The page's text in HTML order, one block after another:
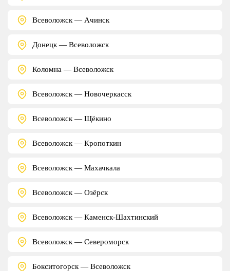
Всеволожск — Ачинск
Донецк — Всеволожск
Коломна — Всеволожск
Всеволожск — Новочеркасск
Всеволожск — Щёкино
Всеволожск — Кропоткин
Всеволожск — Махачкала
Всеволожск — Озёрск
Всеволожск — Каменск-Шахтинский
Всеволожск — Североморск
Бокситогорск — Всеволожск